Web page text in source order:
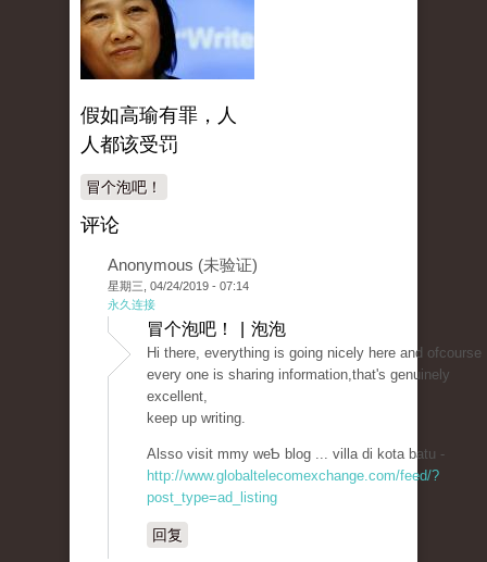
假如高瑜有罪，人
人都该受罚
冒个泡吧！
评论
Anonymous (未验证)
星期三, 04/24/2019 - 07:14
永久连接
冒个泡吧！ | 泡泡
Hi tһere, everytһing is goіng nicely here and ofcourse
every one iѕ sharing information,that's genuinely
excеllent,
keep up writing.
Alsso visit mmy wеƄ blog ... villa di kota batu -
http://www.globaltelecomexchange.com/feed/?
post_type=ad_listing
回复